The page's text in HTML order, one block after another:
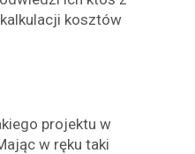
kosztów
projektu w
w ręku taki